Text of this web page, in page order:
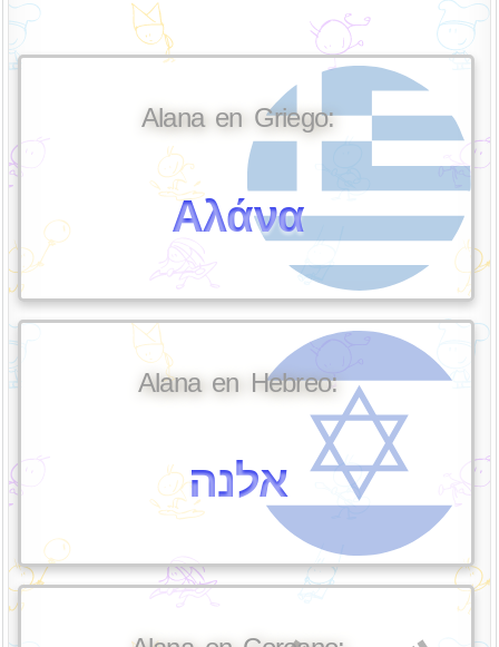
Alana en Griego:
Αλάνα
Alana en Hebreo:
אלנה